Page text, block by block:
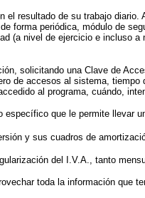
el resultado de su trabajo
forma periódica, módulo de
(a nivel de ejercicio e incluso
solicitando una Clave de
de accesos al sistema,
al programa, cuándo,
que le permite llevar
y sus cuadros de
del I.V.A., tanto
toda la información que